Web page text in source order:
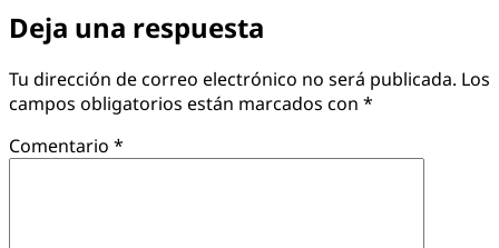
Deja una respuesta
Tu dirección de correo electrónico no será publicada. Los
campos obligatorios están marcados con *
Comentario *